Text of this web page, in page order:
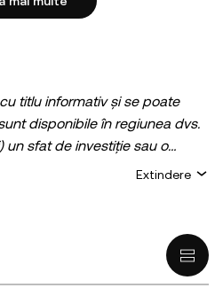
titlu informativ și se poate
disponibile în regiunea dvs.
un sfat de investiție sau o
(ii) o ofertă sau solicitare de
inclusiv criptomonede stabile,
Extindere